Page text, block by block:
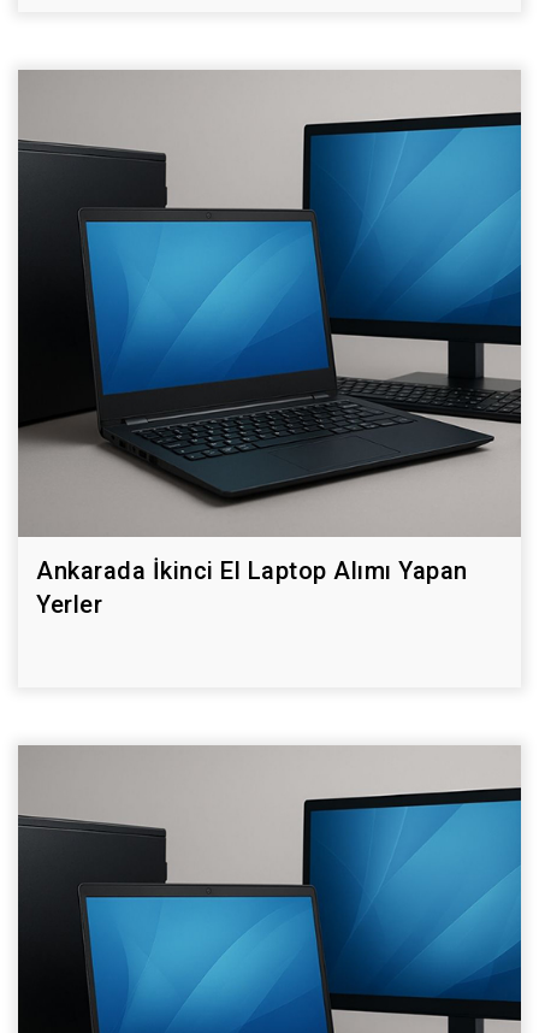
Ankarada İkinci El Laptop Alımı Yapan
Yerler